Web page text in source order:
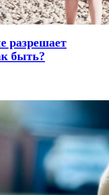
разрешает
быть?